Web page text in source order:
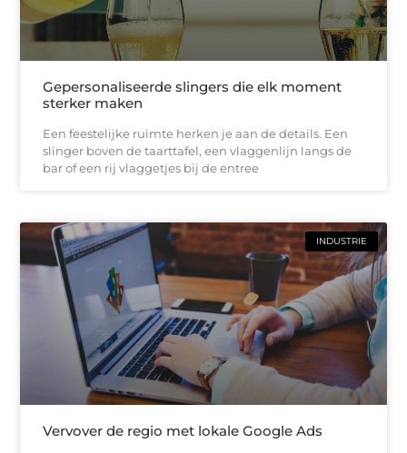
Gepersonaliseerde slingers die elk moment
sterker maken
Een feestelijke ruimte herken je aan de details. Een
slinger boven de taarttafel, een vlaggenlijn langs de
bar of een rij vlaggetjes bij de entree
INDUSTRIE
Vervover de regio met lokale Google Ads